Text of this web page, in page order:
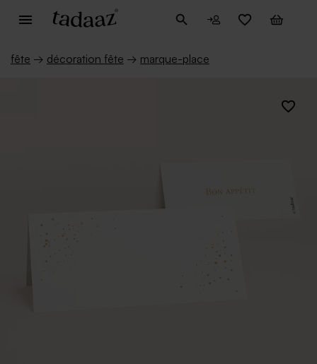
fête → décoration fête → marque-place